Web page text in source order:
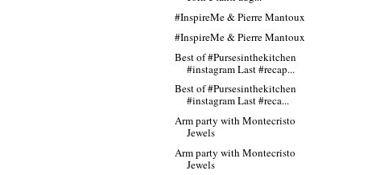
#InspireMe & Pierre Mantoux
#InspireMe & Pierre Mantoux
Best of #Pursesinthekitchen
#instagram Last #recap...
Best of #Pursesinthekitchen
#instagram Last #reca...
Arm party with Montecristo
Jewels
Arm party with Montecristo
Jewels